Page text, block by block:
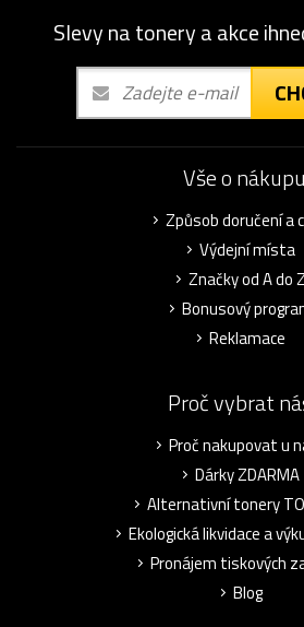
Slevy na tonery a akce
Vše o nákupu
Způsob doručení a
Výdejní místa
Značky od A do Z
Bonusový
Reklamace
Proč vybrat
Proč nakupovat u
Dárky ZDARMA
Alternativní tonery
Ekologická likvidace a
Pronájem tiskových
Blog